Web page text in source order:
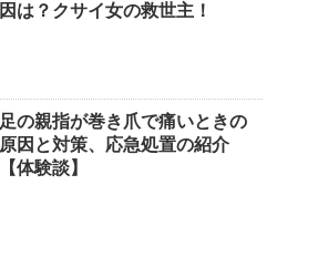
因は？クサイ女の救世主！
足の親指が巻き爪で痛いときの
原因と対策、応急処置の紹介
【体験談】